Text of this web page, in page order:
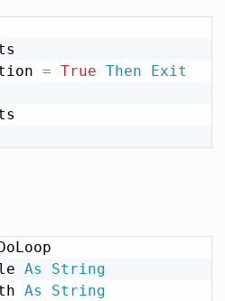
= True Then
Exit
As
String
As
String